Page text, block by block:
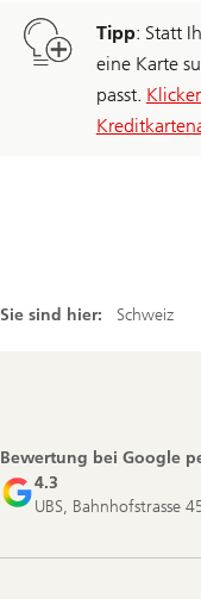
Tipp: Statt
eine Karte
passt.
Sie sind hier: Schweiz
Bewertung bei Google
4.3
UBS, Bahnhofstrasse